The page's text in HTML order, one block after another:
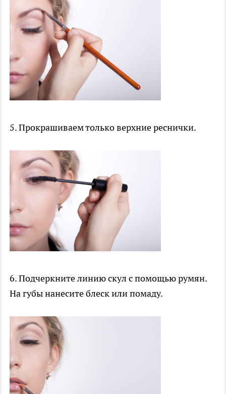
5. Прокрашиваем только верхние реснички.
6. Подчеркните линию скул с помощью румян.
На губы нанесите блеск или помаду.